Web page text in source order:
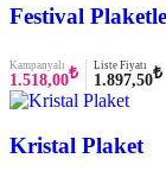
Festival
Kampanyalı
1.518,00₺ Liste Fiyatı
1.897,50₺
Kristal Plaket